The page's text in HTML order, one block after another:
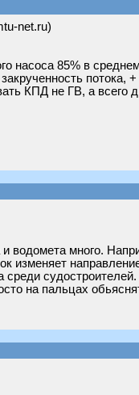
net.ru)
насоса 85% в
потока,
КПД не ГВ, а всего
водомета много.
изменяет
среди
на пальцах